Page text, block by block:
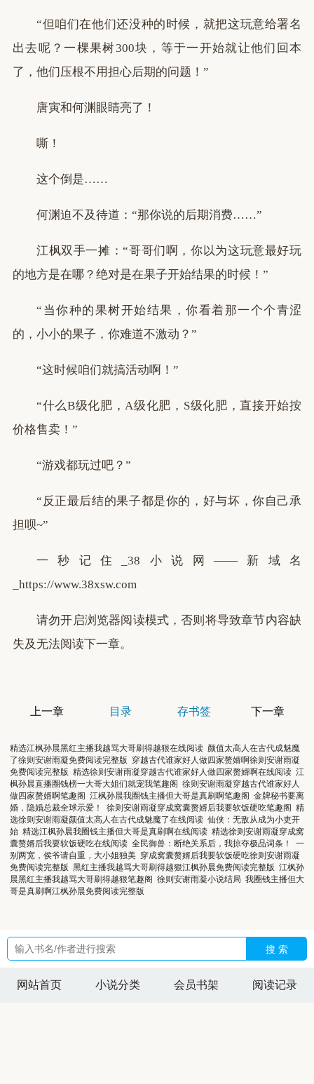
“但咱们在他们还没种的时候，就把这玩意给署名
出去呢？一棵果树300块，等于一开始就让他们回本
了，他们压根不用担心后期的问题！”
唐寅和何渊眼睛亮了！
嘶！
这个倒是……
何渊迫不及待道：“那你说的后期消费……”
江枫双手一摊：“哥哥们啊，你以为这玩意最好玩
的地方是在哪？绝对是在果子开始结果的时候！”
“当你种的果树开始结果，你看着那一个个青涩
的，小小的果子，你难道不激动？”
“这时候咱们就搞活动啊！”
“什么B级化肥，A级化肥，S级化肥，直接开始按
价格售卖！”
“游戏都玩过吧？”
“反正最后结的果子都是你的，好与坏，你自己承
担呗~”
一秒记住_38小说网——新域名
_https://www.38xsw.com
请勿开启浏览器阅读模式，否则将导致章节内容缺
失及无法阅读下一章。
上一章 目录 存书签 下一章
精选江枫孙晨黑红主播我越骂大哥刷得越狠在线阅读 颜值太高人在古代成魅魔
了徐则安谢雨凝免费阅读完整版 穿越古代谁家好人做四家赘婿啊徐则安谢雨凝
免费阅读完整版 精选徐则安谢雨凝穿越古代谁家好人做四家赘婿啊在线阅读 江
枫孙晨直播圈钱榜一大哥大姐们就宠我笔趣阁 徐则安谢雨凝穿越古代谁家好人
做四家赘婿啊笔趣阁 江枫孙晨我圈钱主播但大哥是真刷啊笔趣阁 金牌秘书要离
婚，隐婚总裁全球示爱！
徐则安谢雨凝穿成窝囊赘婿后我要软饭硬吃笔趣阁 精
选徐则安谢雨凝颜值太高人在古代成魅魔了在线阅读 仙侠：无敌从成为小吏开
始 精选江枫孙晨我圈钱主播但大哥是真刷啊在线阅读 精选徐则安谢雨凝穿成窝
囊赘婿后我要软饭硬吃在线阅读 全民御兽：断绝关系后，我掠夺极品词条！
一
别两宽，侯爷请自重，大小姐独美 穿成窝囊赘婿后我要软饭硬吃徐则安谢雨凝
免费阅读完整版 黑红主播我越骂大哥刷得越狠江枫孙晨免费阅读完整版 江枫孙
晨黑红主播我越骂大哥刷得越狠笔趣阁 徐则安谢雨凝小说结局 我圈钱主播但大
哥是真刷啊江枫孙晨免费阅读完整版
搜 索
网站首页 小说分类 会员书架 阅读记录